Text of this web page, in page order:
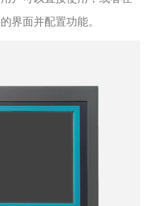
界面并配置功能。